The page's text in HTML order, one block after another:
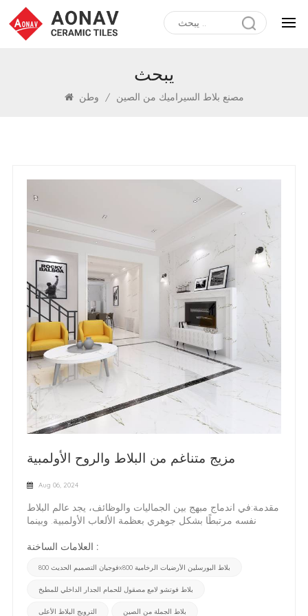
يبحث
/ مصنع بلاط السيراميك من الصين
مزيج متناغم من البلاط والروح الأولمبية
Aug 06, 2024
مقدمة:في اندماج مبهج بين الجماليات والوظائف، يجد عالم البلاط
نفسه مرتبطًا بشكل جوهري بعظمة الألعاب الأولمبية. وبينما
التي تمثل صناعة البلاط الرائعة في الصين، بشكل مشرق جنبًا
مرونة ووحدة وروعة الألعاب الأولمبية مع أناقة البلاط وتعدد
استخداماته.بلاط رائع: سيمفونية الإبداع الأوليمبيةفي عالم
يعرض مزيجًا متناغمًا من القوة والجمال. بلاط الأرضيات المزجج
العلامات الساخنة :
فوجيان التصميم الحديث 800x800 بلاط البورسلين الأرضيات الرخامية
بلاط فوتشو لامع مصقول للحمام الجدار الداخلي للمطبخ
الترويج البلاط الأعلى بلاط الجملة من الصين